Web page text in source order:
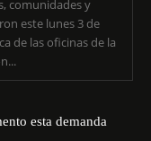
comunidades y
este lunes 3 de
de las oficinas de la
esta demanda